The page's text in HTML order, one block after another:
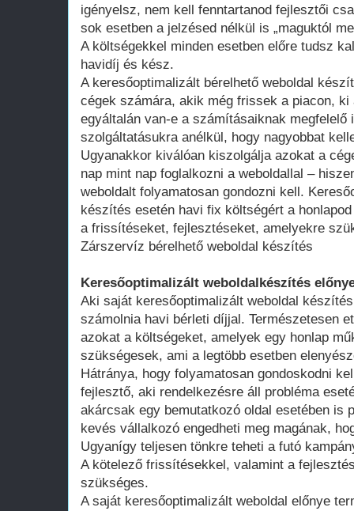
igényelsz, nem kell fenntartanod fejlesztői
sok esetben a jelzésed nélkül is „maguktól
A költségekkel minden esetben előre tudsz
havidíj és kész.
A keresőoptimalizált bérelhető weboldal
cégek számára, akik még frissek a piacon, ki
egyáltalán van-e a számításaiknak megfelelő
szolgáltatásukra anélkül, hogy nagyobbat
Ugyanakkor kiválóan kiszolgálja azokat a
nap mint nap foglalkozni a weboldallal –
weboldalt folyamatosan gondozni kell.
készítés esetén havi fix költségért a
a frissítéseket, fejlesztéseket, amelyekre
Zárszervíz bérelhető weboldal készítés
Keresőoptimalizált weboldalkészítés
Aki saját keresőoptimalizált weboldal
számolnia havi bérleti díjjal. Természetesen
azokat a költségeket, amelyek egy honlap
szükségesek, ami a legtöbb esetben
Hátránya, hogy folyamatosan gondoskodni
fejlesztő, aki rendelkezésre áll probléma
akárcsak egy bemutatkozó oldal esetében is
kevés vállalkozó engedheti meg magának,
Ugyanígy teljesen tönkre teheti a futó
A kötelező frissítésekkel, valamint a
szükséges.
A saját keresőoptimalizált weboldal előnye